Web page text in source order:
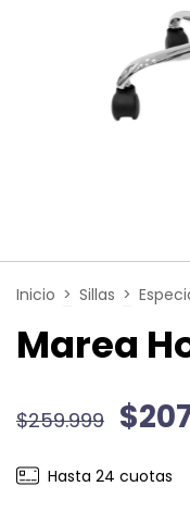
Inicio > Sillas >
Marea
$259.999
Hasta 24 cuotas